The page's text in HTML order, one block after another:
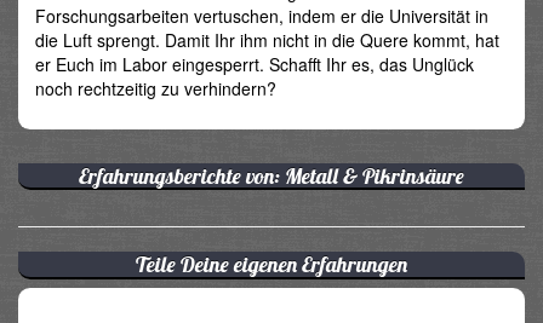
Forschungsarbeiten vertuschen, indem er die Universität in
die Luft sprengt. Damit Ihr ihm nicht in die Quere kommt, hat
er Euch im Labor eingesperrt. Schafft Ihr es, das Unglück
noch rechtzeitig zu verhindern?
Erfahrungsberichte von: Metall & Pikrinsäure
Teile Deine eigenen Erfahrungen